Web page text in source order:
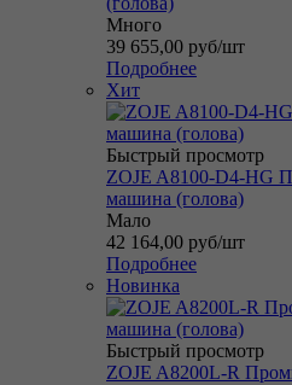
Много
39 655,00 руб/шт
Подробнее
Хит
Быстрый просмотр
ZOJE A8100-D4-HG
машина (голова)
Мало
42 164,00 руб/шт
Подробнее
Новинка
Быстрый просмотр
ZOJE A8200L-R